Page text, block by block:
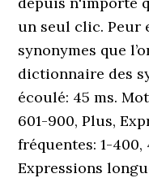
un seul clic. Peur
synonymes que
dictionnaire des
écoulé: 45 ms.
601-900, Plus,
fréquentes: 1-400,
Expressions